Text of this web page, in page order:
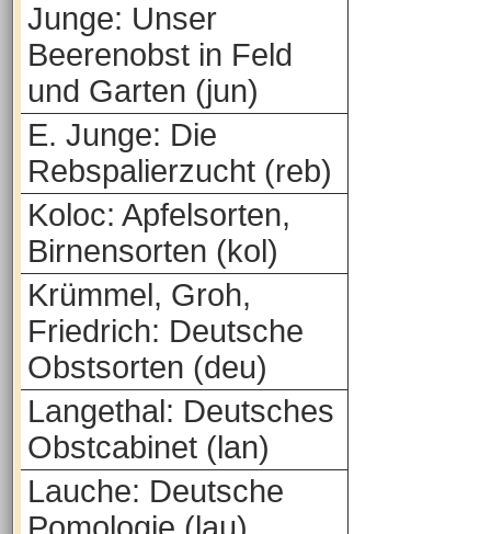
Junge: Unser
Beerenobst in Feld
und Garten (jun)
E. Junge: Die
Rebspalierzucht (reb)
Koloc: Apfelsorten,
Birnensorten (kol)
Krümmel, Groh,
Friedrich: Deutsche
Obstsorten (deu)
Langethal: Deutsches
Obstcabinet (lan)
Lauche: Deutsche